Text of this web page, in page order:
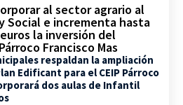
al sector agrario al
Social e incrementa hasta
la inversión del
Francisco Mas
respaldan la ampliación
Edificant para el CEIP Párroco
dos aulas de Infantil